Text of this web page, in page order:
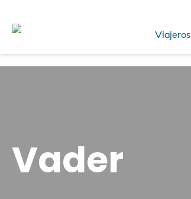
Viajeros
Vader